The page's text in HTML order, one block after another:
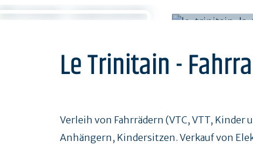
Le Trinitain -
Verleih von Fahrrädern (VTC, VTT,
Anhängern, Kindersitzen. Verkauf von